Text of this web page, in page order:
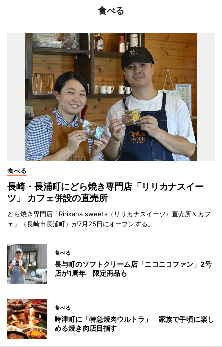
食べる
食べる
長崎・長浦町にどら焼き専門店「リリカナスイー
ツ」 カフェ併設の直売所
どら焼き専門店「Ririkana sweets（リリカナスイーツ）直売所＆カフ
ェ」（長崎市長浦町）が7月25日にオープンする。
食べる
長与町のソフトクリーム店「ニコニコファン」2号
店が1周年 限定商品も
食べる
時津町に「特急焼肉ウルトラ」 家族で手頃に楽し
める焼き肉店目指す